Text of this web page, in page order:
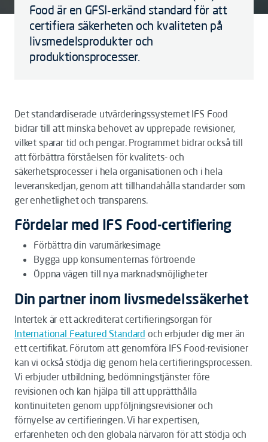
Food är en GFSI-erkänd standard för att
certifiera säkerheten och kvaliteten på
livsmedelsprodukter och
produktionsprocesser.
Det standardiserade utvärderingssystemet IFS Food
bidrar till att minska behovet av upprepade revisioner,
vilket sparar tid och pengar. Programmet bidrar också till
att förbättra förståelsen för kvalitets- och
säkerhetsprocesser i hela organisationen och i hela
leveranskedjan, genom att tillhandahålla standarder som
ger enhetlighet och transparens.
Fördelar med IFS Food-certifiering
Förbättra din varumärkesimage
Bygga upp konsumenternas förtroende
Öppna vägen till nya marknadsmöjligheter
Din partner inom livsmedelssäkerhet
Intertek är ett ackrediterat certifieringsorgan för
International Featured Standard och erbjuder dig mer än
ett certifikat. Förutom att genomföra IFS Food-revisioner
kan vi också stödja dig genom hela certifieringsprocessen.
Vi erbjuder utbildning, bedömningstjänster före
revisionen och kan hjälpa till att upprätthålla
kontinuiteten genom uppföljningsrevisioner och
förnyelse av certifieringen. Vi har expertisen,
erfarenheten och den globala närvaron för att stödja och